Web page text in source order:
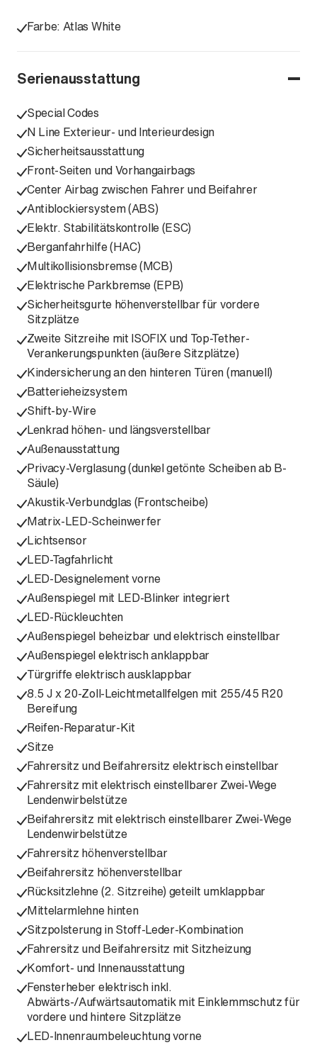
Farbe: Atlas White
Serienausstattung
Special Codes
N Line Exterieur- und Interieurdesign
Sicherheitsausstattung
Front-Seiten und Vorhangairbags
Center Airbag zwischen Fahrer und Beifahrer
Antiblockiersystem (ABS)
Elektr. Stabilitätskontrolle (ESC)
Berganfahrhilfe (HAC)
Multikollisionsbremse (MCB)
Elektrische Parkbremse (EPB)
Sicherheitsgurte höhenverstellbar für vordere
Sitzplätze
Zweite Sitzreihe mit ISOFIX und Top-Tether-
Verankerungspunkten (äußere Sitzplätze)
Kindersicherung an den hinteren Türen (manuell)
Batterieheizsystem
Shift-by-Wire
Lenkrad höhen- und längsverstellbar
Außenausstattung
Privacy-Verglasung (dunkel getönte Scheiben ab B-
Säule)
Akustik-Verbundglas (Frontscheibe)
Matrix-LED-Scheinwerfer
Lichtsensor
LED-Tagfahrlicht
LED-Designelement vorne
Außenspiegel mit LED-Blinker integriert
LED-Rückleuchten
Außenspiegel beheizbar und elektrisch einstellbar
Außenspiegel elektrisch anklappbar
Türgriffe elektrisch ausklappbar
8.5 J x 20-Zoll-Leichtmetallfelgen mit 255/45 R20
Bereifung
Reifen-Reparatur-Kit
Sitze
Fahrersitz und Beifahrersitz elektrisch einstellbar
Fahrersitz mit elektrisch einstellbarer Zwei-Wege
Lendenwirbelstütze
Beifahrersitz mit elektrisch einstellbarer Zwei-Wege
Lendenwirbelstütze
Fahrersitz höhenverstellbar
Beifahrersitz höhenverstellbar
Rücksitzlehne (2. Sitzreihe) geteilt umklappbar
Mittelarmlehne hinten
Sitzpolsterung in Stoff-Leder-Kombination
Fahrersitz und Beifahrersitz mit Sitzheizung
Komfort- und Innenausstattung
Fensterheber elektrisch inkl.
Abwärts-/Aufwärtsautomatik mit Einklemmschutz für
vordere und hintere Sitzplätze
LED-Innenraumbeleuchtung vorne